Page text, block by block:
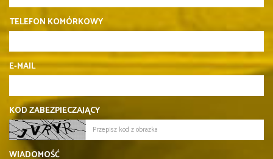
TELEFON KOMÓRKOWY
E-MAIL
KOD ZABEZPIECZAJĄCY
WIADOMOŚĆ